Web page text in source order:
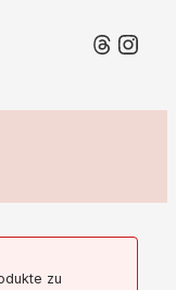
zu